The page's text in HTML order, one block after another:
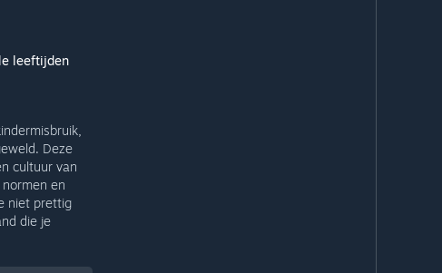
leeftijden
Deze
cultuur van
en
niet prettig
die je